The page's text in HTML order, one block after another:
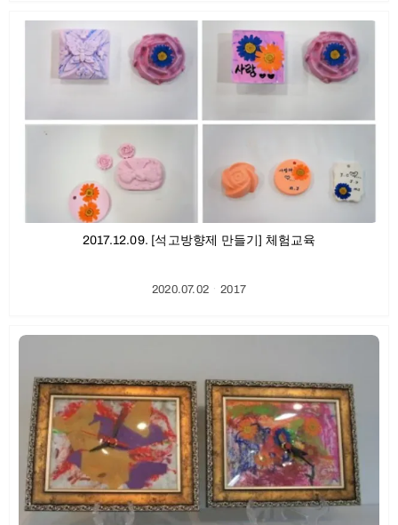
2017.12.09. [석고방향제 만들기] 체험교육
2020.07.02ㆍ2017